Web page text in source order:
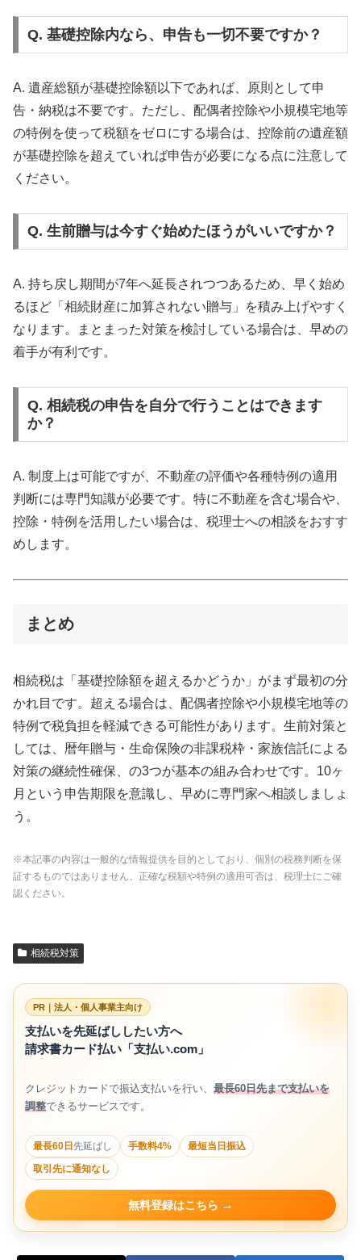
Q. 基礎控除内なら、申告も一切不要ですか？
A. 遺産総額が基礎控除額以下であれば、原則として申
告・納税は不要です。ただし、配偶者控除や小規模宅地等
の特例を使って税額をゼロにする場合は、控除前の遺産額
が基礎控除を超えていれば申告が必要になる点に注意して
ください。
Q. 生前贈与は今すぐ始めたほうがいいですか？
A. 持ち戻し期間が7年へ延長されつつあるため、早く始め
るほど「相続財産に加算されない贈与」を積み上げやすく
なります。まとまった対策を検討している場合は、早めの
着手が有利です。
Q. 相続税の申告を自分で行うことはできます
か？
A. 制度上は可能ですが、不動産の評価や各種特例の適用
判断には専門知識が必要です。特に不動産を含む場合や、
控除・特例を活用したい場合は、税理士への相談をおすす
めします。
まとめ
相続税は「基礎控除額を超えるかどうか」がまず最初の分
かれ目です。超える場合は、配偶者控除や小規模宅地等の
特例で税負担を軽減できる可能性があります。生前対策と
しては、暦年贈与・生命保険の非課税枠・家族信託による
対策の継続性確保、の3つが基本の組み合わせです。10ヶ
月という申告期限を意識し、早めに専門家へ相談しましょ
う。
※本記事の内容は一般的な情報提供を目的としており、個別の税務判断を保
証するものではありません。正確な税額や特例の適用可否は、税理士にご確
認ください。
相続税対策
PR｜法人・個人事業主向け
支払いを先延ばししたい方へ
請求書カード払い「支払い.com」
クレジットカードで振込支払いを行い、 最長60日先まで支払いを
調整できるサービスです。
最長60日 先延ばし 手数料4%
最短当日振込
取引先に通知なし
無料登録はこちら